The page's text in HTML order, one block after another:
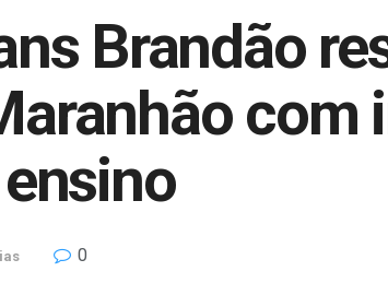
Brandão
com
0